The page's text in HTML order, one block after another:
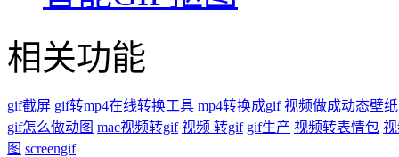
相关功能
gif截屏 gif转mp4在线转换工具 mp4转换成gif 视频做成动态壁纸
gif怎么做动图 mac视频转gif 视频 转gif gif生产 视频转表情包
图 screengif